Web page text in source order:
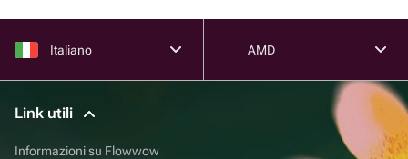
Italiano AMD
Link utili
Informazioni su Flowwow